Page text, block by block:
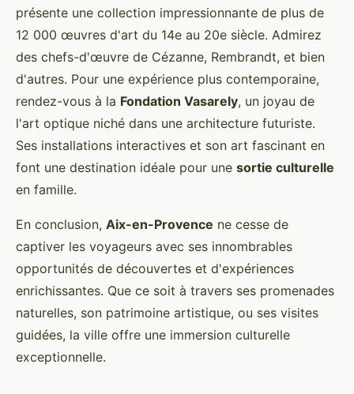
présente une collection impressionnante de plus de
12 000 œuvres d'art du 14e au 20e siècle. Admirez
des chefs-d'œuvre de Cézanne, Rembrandt, et bien
d'autres. Pour une expérience plus contemporaine,
rendez-vous à la Fondation Vasarely, un joyau de
l'art optique niché dans une architecture futuriste.
Ses installations interactives et son art fascinant en
font une destination idéale pour une sortie culturelle
en famille.
En conclusion, Aix-en-Provence ne cesse de
captiver les voyageurs avec ses innombrables
opportunités de découvertes et d'expériences
enrichissantes. Que ce soit à travers ses promenades
naturelles, son patrimoine artistique, ou ses visites
guidées, la ville offre une immersion culturelle
exceptionnelle.